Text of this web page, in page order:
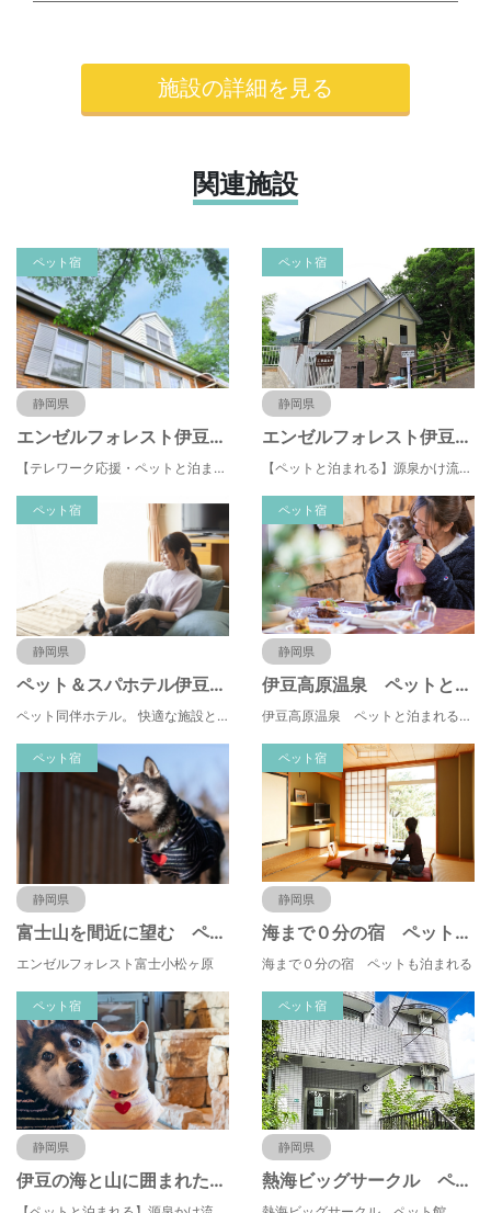
施設の詳細を見る
関連施設
ペット宿
静岡県
エンゼルフォレスト伊豆スカイライン
【テレワーク応援・ペットと泊まれる】ゴルフ場隣接のまるごと貸切別荘（自炊OK）
ペット宿
静岡県
エンゼルフォレスト伊豆高原(赤沢望洋台)
【ペットと泊まれる】源泉かけ流し温泉付の1棟貸切別荘（自炊OK）全別荘内装リフォーム済み♪
ペット宿
静岡県
ペット＆スパホテル伊豆高原
ペット同伴ホテル。 快適な施設と癒しの温泉、京風懐石をご堪能ください。
ペット宿
静岡県
伊豆高原温泉 ペットと泊まれる全室専用露天風呂付 別邸 石の家
伊豆高原温泉 ペットと泊まれる全室専用露天風呂付 別邸 石の家
ペット宿
静岡県
富士山を間近に望む ペットと泊まれる貸別荘 エンゼルフォレスト富士小松ヶ原
エンゼルフォレスト富士小松ヶ原
ペット宿
静岡県
海まで０分の宿 ペットも泊まれる 海岸通り
海まで０分の宿 ペットも泊まれる
ペット宿
静岡県
伊豆の海と山に囲まれた ペットと泊まれる温泉付貸別荘 エンゼルフォレスト大川汐見崎
ペット宿
静岡県
熱海ビッグサークル ペット館